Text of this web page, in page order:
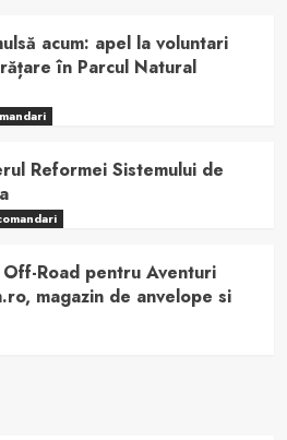
acum: apel la voluntari
în Parcul Natural
Reformei Sistemului de
Road pentru Aventuri
magazin de anvelope si